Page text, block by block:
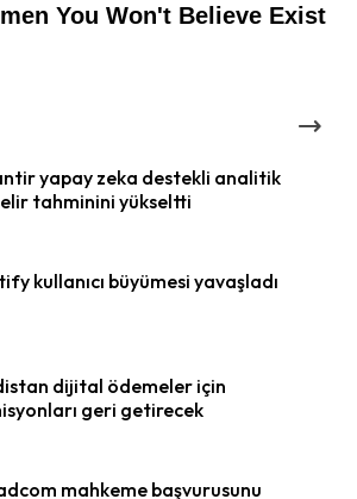
yapay zeka destekli analitik
tahminini yükseltti
kullanıcı büyümesi yavaşladı
dijital ödemeler için
geri getirecek
mahkeme başvurusunu